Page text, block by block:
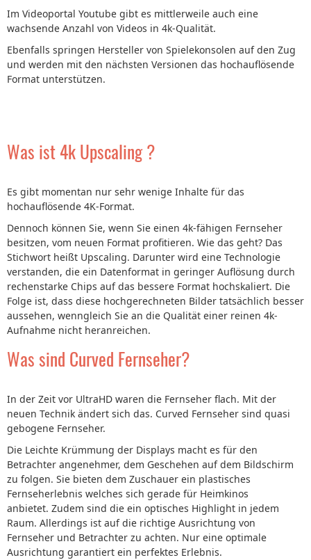
Im Videoportal Youtube gibt es mittlerweile auch eine
wachsende Anzahl von Videos in 4k-Qualität.
Ebenfalls springen Hersteller von Spielekonsolen auf den Zug
und werden mit den nächsten Versionen das hochauflösende
Format unterstützen.
Was ist 4k Upscaling ?
Es gibt momentan nur sehr wenige Inhalte für das
hochauflösende 4K-Format.
Dennoch können Sie, wenn Sie einen 4k-fähigen Fernseher
besitzen, vom neuen Format profitieren. Wie das geht? Das
Stichwort heißt Upscaling. Darunter wird eine Technologie
verstanden, die ein Datenformat in geringer Auflösung durch
rechenstarke Chips auf das bessere Format hochskaliert. Die
Folge ist, dass diese hochgerechneten Bilder tatsächlich besser
aussehen, wenngleich Sie an die Qualität einer reinen 4k-
Aufnahme nicht heranreichen.
Was sind Curved Fernseher?
In der Zeit vor UltraHD waren die Fernseher flach. Mit der
neuen Technik ändert sich das. Curved Fernseher sind quasi
gebogene Fernseher.
Die Leichte Krümmung der Displays macht es für den
Betrachter angenehmer, dem Geschehen auf dem Bildschirm
zu folgen. Sie bieten dem Zuschauer ein plastisches
Fernseherlebnis welches sich gerade für Heimkinos
anbietet. Zudem sind die ein optisches Highlight in jedem
Raum. Allerdings ist auf die richtige Ausrichtung von
Fernseher und Betrachter zu achten. Nur eine optimale
Ausrichtung garantiert ein perfektes Erlebnis.